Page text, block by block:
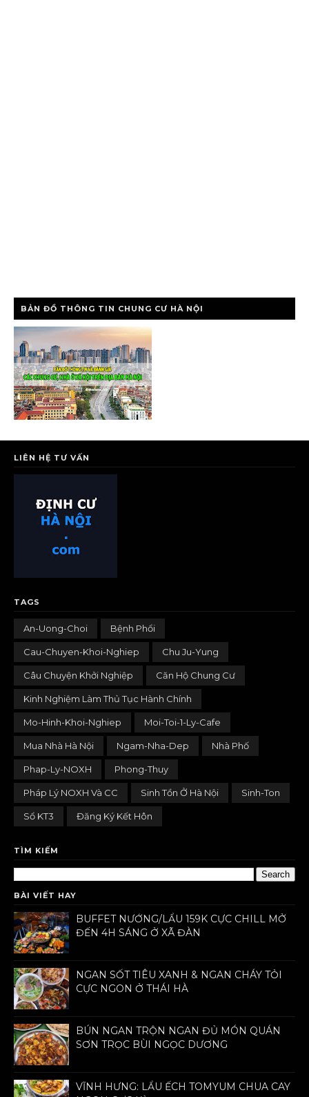
BẢN ĐỒ THÔNG TIN CHUNG CƯ HÀ NỘI
LIÊN HỆ TƯ VẤN
TAGS
An-Uong-Choi Bệnh Phổi
Cau-Chuyen-Khoi-Nghiep Chu Ju-Yung
Câu Chuyện Khởi Nghiệp Căn Hộ Chung Cư
Kinh Nghiệm Làm Thủ Tục Hành Chính
Mo-Hinh-Khoi-Nghiep Moi-Toi-1-Ly-Cafe
Mua Nhà Hà Nội Ngam-Nha-Dep Nhà Phố
Phap-Ly-NOXH Phong-Thuy
Pháp Lý NOXH Và CC Sinh Tồn Ở Hà Nội Sinh-Ton
Sổ KT3 Đăng Ký Kết Hôn
TÌM KIẾM
BÀI VIẾT HAY
BUFFET NƯỚNG/LẨU 159K CỰC CHILL MỞ
ĐẾN 4H SÁNG Ở XÃ ĐÀN
NGAN SỐT TIÊU XANH & NGAN CHÁY TỎI
CỰC NGON Ở THÁI HÀ
BÚN NGAN TRỘN NGAN ĐỦ MÓN QUÁN
SƠN TRỌC BÙI NGỌC DƯƠNG
VĨNH HƯNG: LẨU ẾCH TOMYUM CHUA CAY